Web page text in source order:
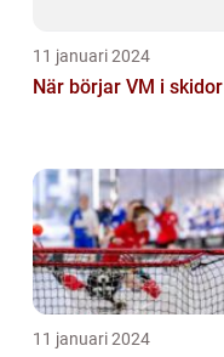
11 januari 2024
När börjar VM i skidor
11 januari 2024